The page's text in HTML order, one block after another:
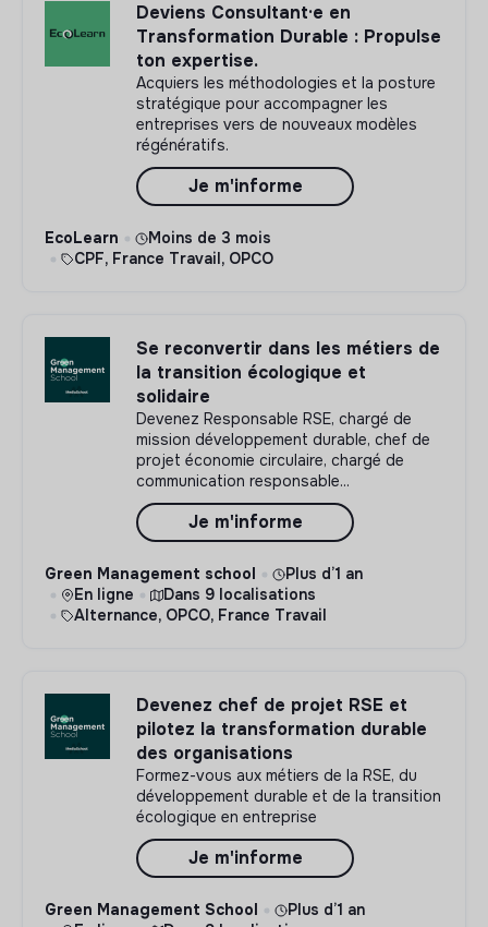
Deviens Consultant·e en
Transformation Durable : Propulse
ton expertise.
Acquiers les méthodologies et la posture
stratégique pour accompagner les
entreprises vers de nouveaux modèles
régénératifs.
Je m'informe
EcoLearn
Moins de 3 mois
CPF, France Travail, OPCO
Se reconvertir dans les métiers de
la transition écologique et
solidaire
Devenez Responsable RSE, chargé de
mission développement durable, chef de
projet économie circulaire, chargé de
communication responsable...
Je m'informe
Green Management school
Plus d’1 an
En ligne
Dans 9 localisations
Alternance, OPCO, France Travail
Devenez chef de projet RSE et
pilotez la transformation durable
des organisations
Formez-vous aux métiers de la RSE, du
développement durable et de la transition
écologique en entreprise
Je m'informe
Green Management School
Plus d’1 an